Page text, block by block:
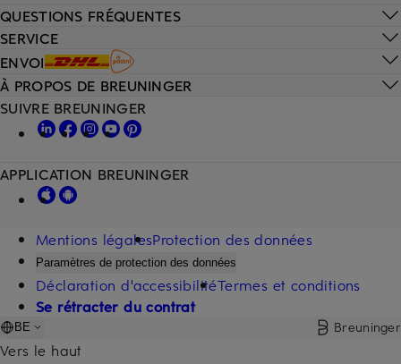
QUESTIONS FRÉQUENTES
SERVICE
ENVOI
À PROPOS DE BREUNINGER
SUIVRE BREUNINGER
APPLICATION BREUNINGER
Mentions légalesProtection des données
Paramètres de protection des données
Déclaration d'accessibilitéTermes et conditions
Se rétracter du contrat
BE Breuninger
Vers le haut